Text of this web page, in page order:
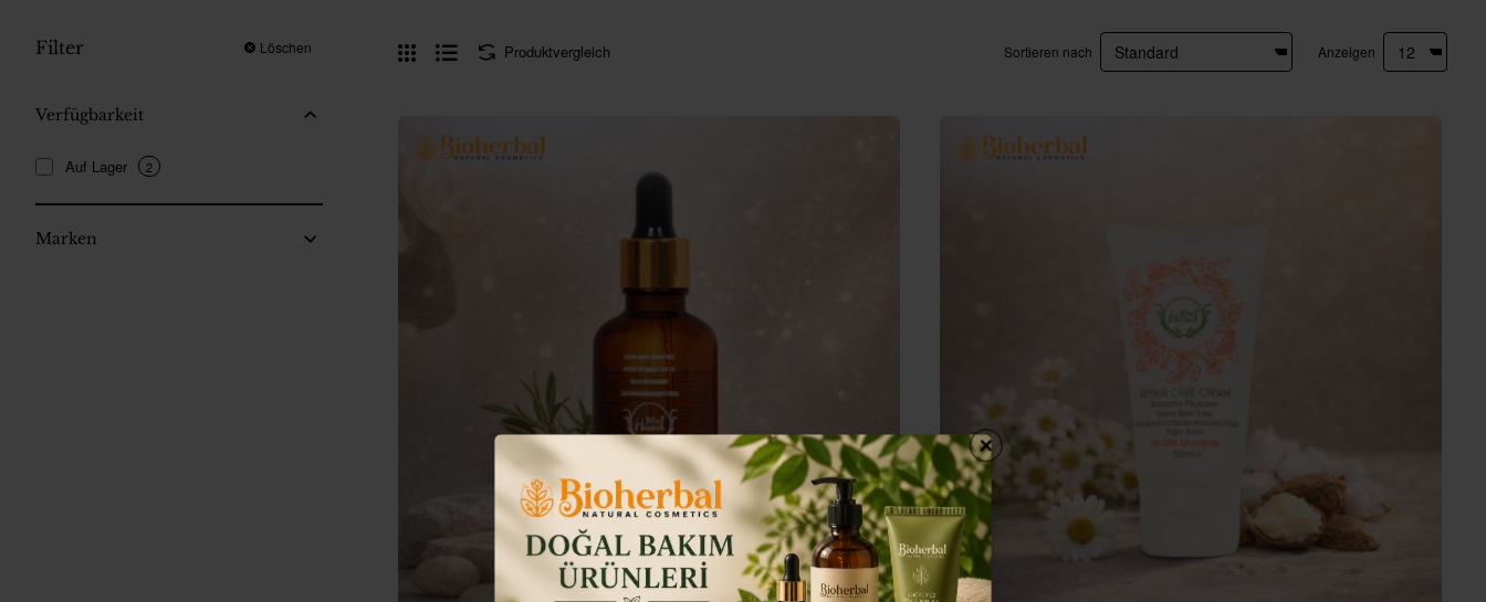
Filter Löschen
Verfügbarkeit
Auf Lager 2
Marken
Produktvergleich Sortieren nach Anzeigen